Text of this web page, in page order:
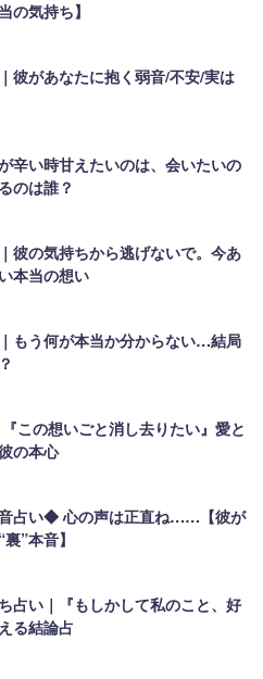
の気持ち】
彼があなたに抱く弱音/不安/実は
辛い時甘えたいのは、会いたいの
のは誰？
彼の気持ちから逃げないで。今あ
本当の想い
もう何が本当か分からない…結局
この想いごと消し去りたい』愛と
の本心
占い◆ 心の声は正直ね……【彼が
”本音】
占い｜『もしかして私のこと、好
る結論占